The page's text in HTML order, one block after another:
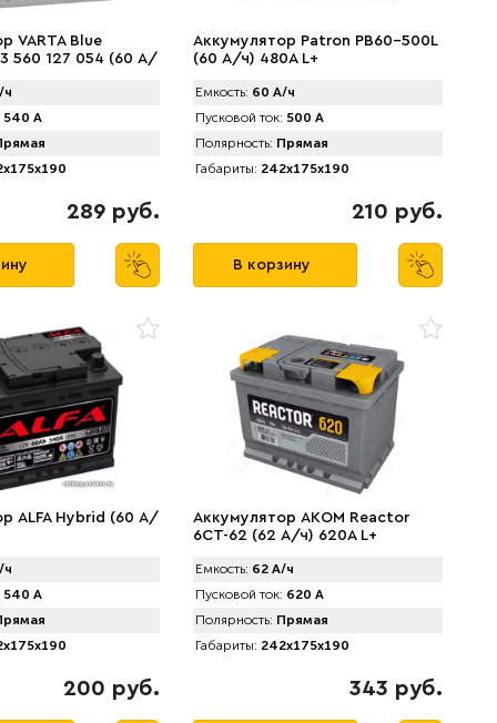
VARTA Blue
560 127 054 (60 А/
540 А
289 руб.
Аккумулятор Patron PB60-500L
(60 А/ч) 480A L+
Емкость: 60 А/ч
Пусковой ток: 500 А
Полярность: Прямая
Габариты: 242x175x190
210 руб.
В корзину
ALFA Hybrid (60 А/
540 А
200 руб.
Аккумулятор AКOM Reactor
6CT-62 (62 А/ч) 620A L+
Емкость: 62 А/ч
Пусковой ток: 620 А
Полярность: Прямая
Габариты: 242x175x190
343 руб.